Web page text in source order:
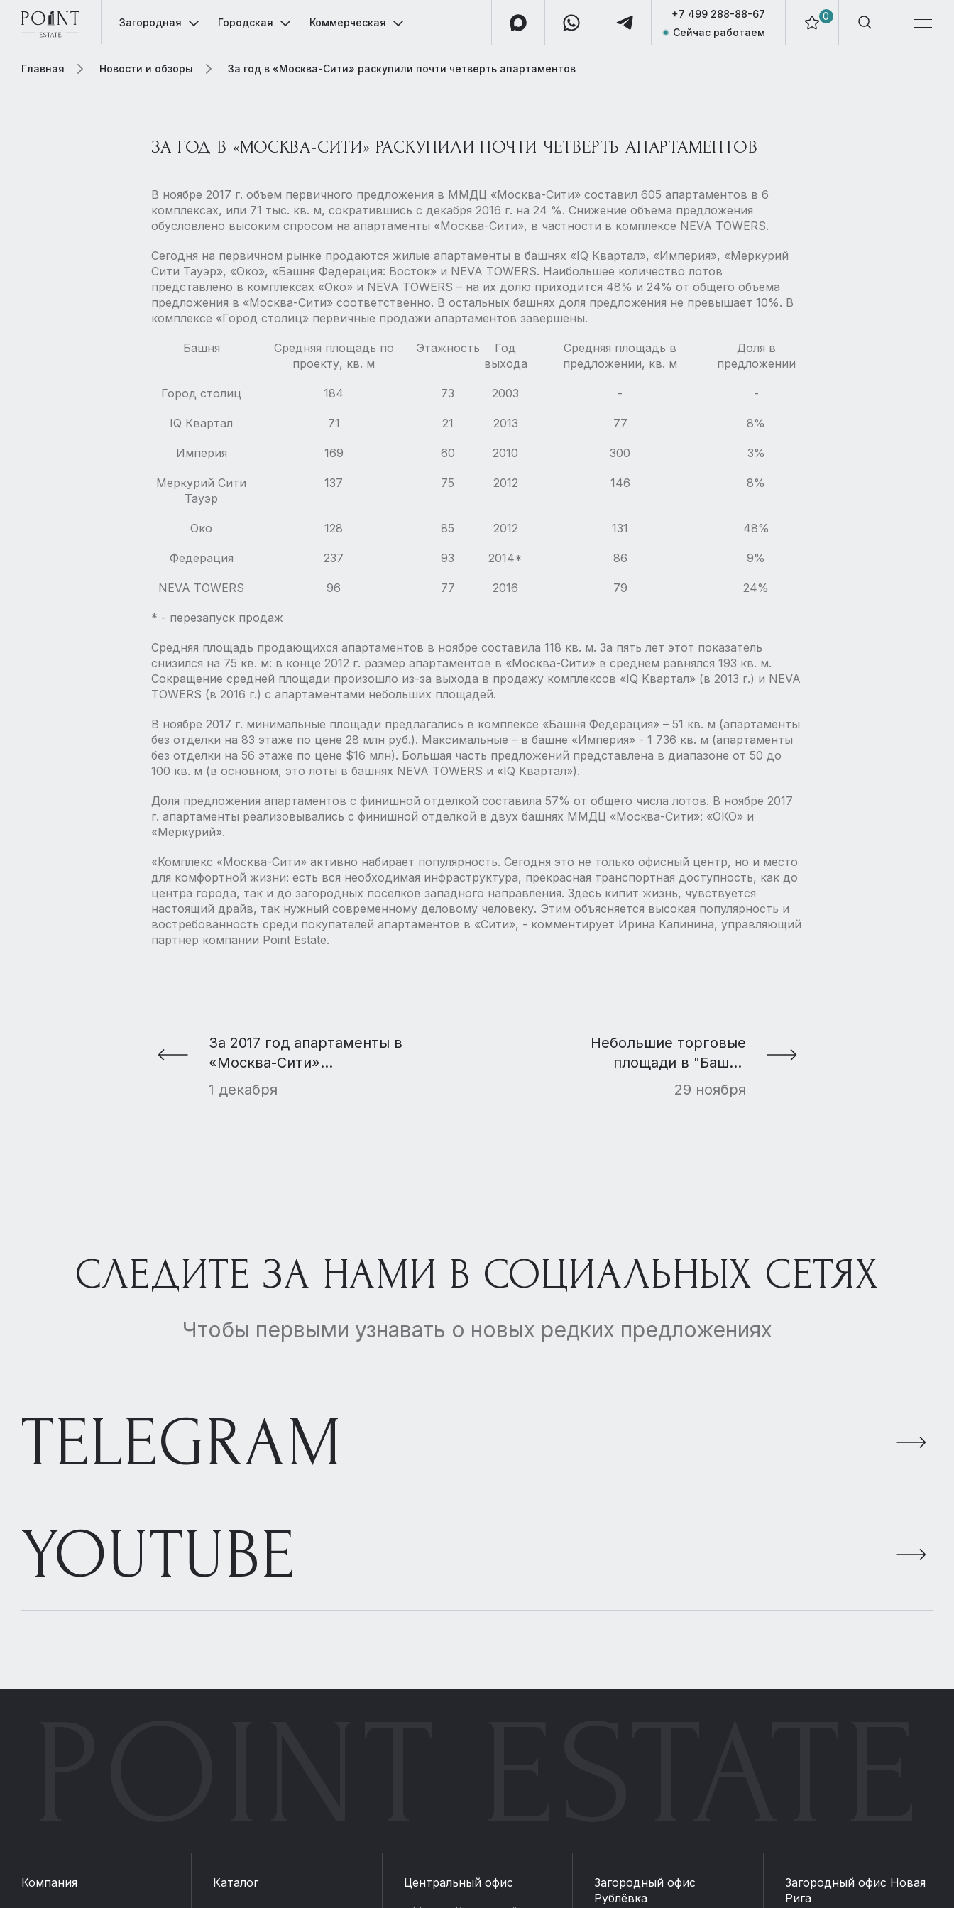
0
+7 499 288-88-67
Сейчас работаем
Загородная Городская Коммерческая
Главная Новости и обзоры За год в «Москва-Сити» раскупили почти четверть апартаментов
ЗА ГОД В «МОСКВА-СИТИ» РАСКУПИЛИ ПОЧТИ ЧЕТВЕРТЬ АПАРТАМЕНТОВ
В ноябре 2017 г. объем первичного предложения в ММДЦ «Москва-Сити» составил 605 апартаментов в 6
комплексах, или 71 тыс. кв. м, сократившись с декабря 2016 г. на 24 %. Снижение объема предложения
обусловлено высоким спросом на апартаменты «Москва-Сити», в частности в комплексе NEVA TOWERS.
Сегодня на первичном рынке продаются жилые апартаменты в башнях «IQ Квартал», «Империя», «Меркурий
Сити Тауэр», «Око», «Башня Федерация: Восток» и NEVA TOWERS. Наибольшее количество лотов
представлено в комплексах «Око» и NEVA TOWERS – на их долю приходится 48% и 24% от общего объема
предложения в «Москва-Сити» соответственно. В остальных башнях доля предложения не превышает 10%. В
комплексе «Город столиц» первичные продажи апартаментов завершены.
Башня
Средняя площадь по
проекту, кв. м
Этажность
Год
выхода
Средняя площадь в
предложении, кв. м
Доля в
предложении
Город столиц 184 73 2003 - -
IQ Квартал 71 21 2013 77 8%
Империя 169 60 2010 300 3%
Меркурий Сити
Тауэр
137 75 2012 146 8%
Око 128 85 2012 131 48%
Федерация 237 93 2014* 86 9%
NEVA TOWERS 96 77 2016 79 24%
* - перезапуск продаж
Средняя площадь продающихся апартаментов в ноябре составила 118 кв. м. За пять лет этот показатель
снизился на 75 кв. м: в конце 2012 г. размер апартаментов в «Москва-Сити» в среднем равнялся 193 кв. м.
Сокращение средней площади произошло из-за выхода в продажу комплексов «IQ Квартал» (в 2013 г.) и NEVA
TOWERS (в 2016 г.) с апартаментами небольших площадей.
В ноябре 2017 г. минимальные площади предлагались в комплексе «Башня Федерация» – 51 кв. м (апартаменты
без отделки на 83 этаже по цене 28 млн руб.). Максимальные – в башне «Империя» - 1 736 кв. м (апартаменты
без отделки на 56 этаже по цене $16 млн). Большая часть предложений представлена в диапазоне от 50 до
100 кв. м (в основном, это лоты в башнях NEVA TOWERS и «IQ Квартал»).
Доля предложения апартаментов с финишной отделкой составила 57% от общего числа лотов. В ноябре 2017
г. апартаменты реализовывались с финишной отделкой в двух башнях ММДЦ «Москва-Сити»: «ОКО» и
«Меркурий».
«Комплекс «Москва-Сити» активно набирает популярность. Сегодня это не только офисный центр, но и место
для комфортной жизни: есть вся необходимая инфраструктура, прекрасная транспортная доступность, как до
центра города, так и до загородных поселков западного направления. Здесь кипит жизнь, чувствуется
настоящий драйв, так нужный современному деловому человеку. Этим объясняется высокая популярность и
востребованность среди покупателей апартаментов в «Сити», - комментирует Ирина Калинина, управляющий
партнер компании Point Estate.
За 2017 год апартаменты в
«Москва-Сити»
подешевели на 30%
1 декабря
Небольшие торговые
площади в "Башне
Федерация"
29 ноября
СЛЕДИТЕ ЗА НАМИ В СОЦИАЛЬНЫХ СЕТЯХ
Чтобы первыми узнавать о новых редких предложениях
TELEGRAM
YOUTUBE
Компания Каталог Центральный офис
Загородный офис
Рублёвка
Загородный офис Новая
Рига